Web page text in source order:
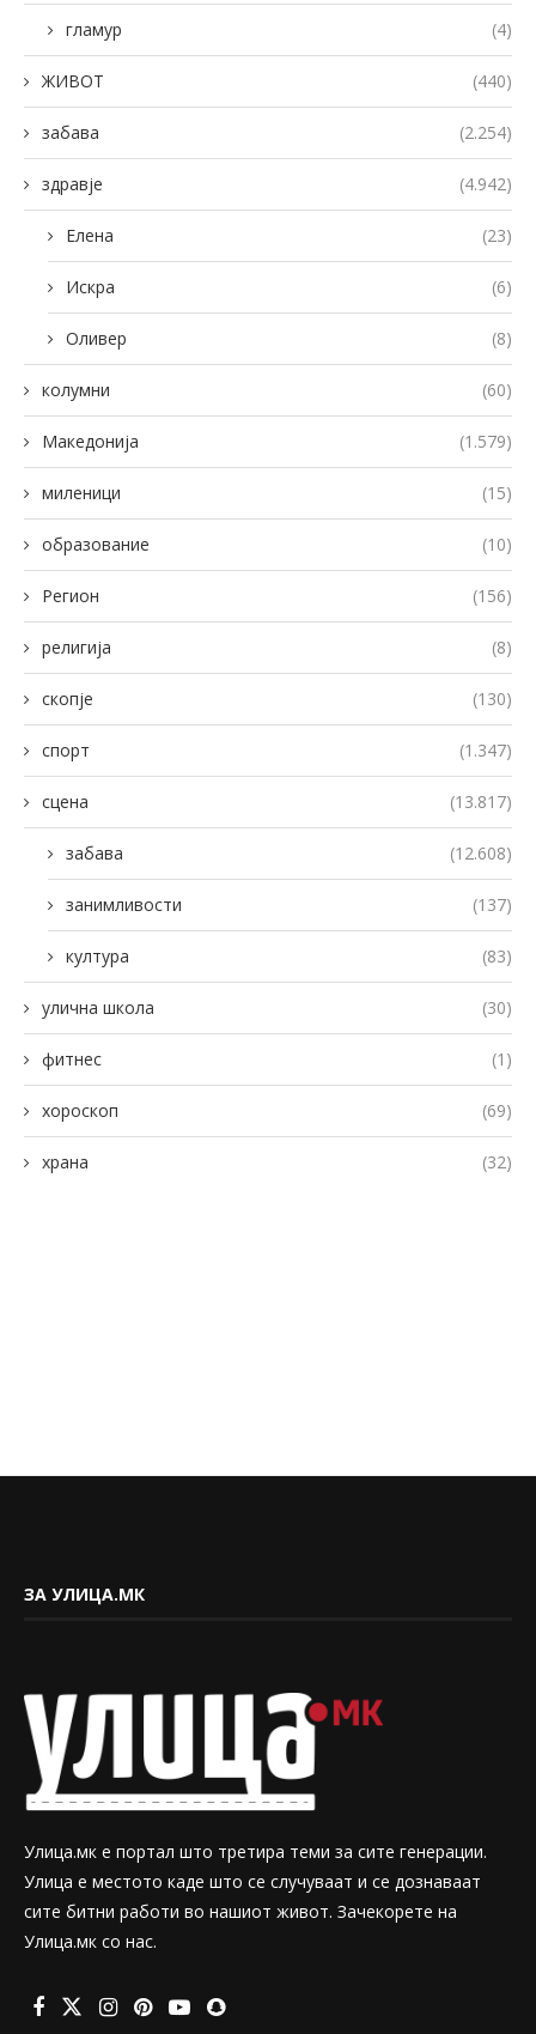
гламур (4)
ЖИВОТ (440)
забава (2.254)
здравје (4.942)
Елена (23)
Искра (6)
Оливер (8)
колумни (60)
Македонија (1.579)
миленици (15)
образование (10)
Регион (156)
религија (8)
скопје (130)
спорт (1.347)
сцена (13.817)
забава (12.608)
занимливости (137)
култура (83)
улична школа (30)
фитнес (1)
хороскоп (69)
храна (32)
ЗА УЛИЦА.МК
Улица.мк е портал што третира теми за сите генерации.
Улица е местото каде што се случуваат и се дознаваат
сите битни работи во нашиот живот. Зачекорете на
Улица.мк со нас.